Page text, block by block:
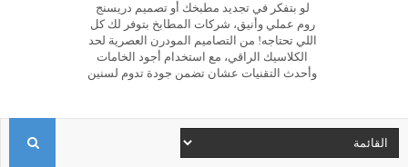
لو بتفكر في تجديد مطبخك أو تصميم دريسنج
روم عملي وأنيق، شركات المطابخ بتوفر لك كل
اللي تحتاجه! من التصاميم المودرن العصرية لحد
الكلاسيك الراقي، مع استخدام أجود الخامات
وأحدث التقنيات عشان تضمن جودة تدوم لسنين
ا